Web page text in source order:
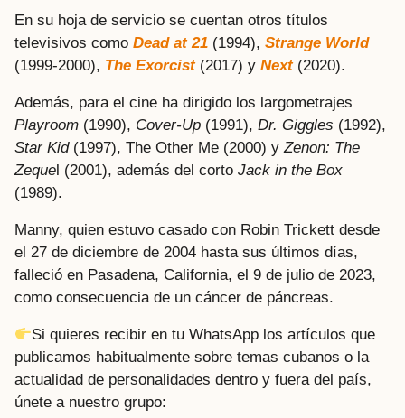
En su hoja de servicio se cuentan otros títulos
televisivos como Dead at 21 (1994), Strange World
(1999-2000), The Exorcist(2017) y Next(2020).
Además, para el cine ha dirigido los largometrajes
Playroom (1990), Cover-Up (1991), Dr. Giggles (1992),
Star Kid(1997), The Other Me (2000) yZenon: The
Zequel (2001), además del corto Jack in the Box
(1989).
Manny, quien estuvo casado con Robin Trickett desde
el 27 de diciembre de 2004 hasta sus últimos días,
falleció en Pasadena, California, el 9 de julio de 2023,
como consecuencia de un cáncer de páncreas.
Si quieres recibir en tu WhatsApp los artículos que
publicamos habitualmente sobre temas cubanos o la
actualidad de personalidades dentro y fuera del país,
únete a nuestro grupo: